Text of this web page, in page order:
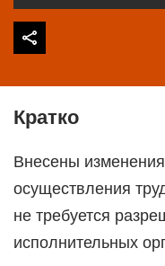
Кратко
Внесены
осуществления
не требуется
исполнительных